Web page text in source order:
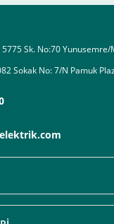
Sk. No:70 Yunusemre/
Sokak No: 7/N Pamuk